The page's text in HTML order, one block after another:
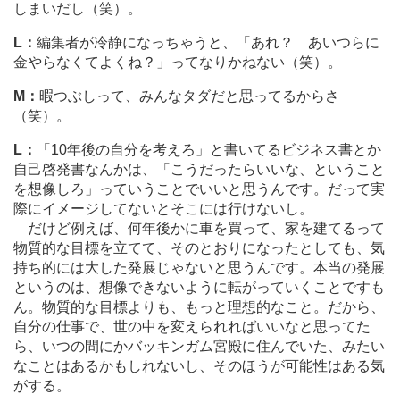
しまいだし（笑）。
L： 編集者が冷静になっちゃうと、「あれ？ あいつらに
金やらなくてよくね？」ってなりかねない（笑）。
M： 暇つぶしって、みんなタダだと思ってるからさ
（笑）。
L：
「10年後の自分を考えろ」と書いてるビジネス書とか
自己啓発書なんかは、「こうだったらいいな、ということ
を想像しろ」っていうことでいいと思うんです。だって実
際にイメージしてないとそこには行けないし。
だけど例えば、何年後かに車を買って、家を建てるって
物質的な目標を立てて、そのとおりになったとしても、気
持ち的には大した発展じゃないと思うんです。本当の発展
というのは、想像できないように転がっていくことですも
ん。物質的な目標よりも、もっと理想的なこと。だから、
自分の仕事で、世の中を変えられればいいなと思ってた
ら、いつの間にかバッキンガム宮殿に住んでいた、みたい
なことはあるかもしれないし、そのほうが可能性はある気
がする。